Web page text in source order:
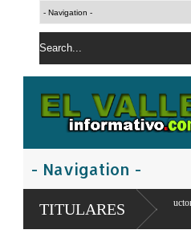
TITULARES
300 productores pierden sus cosechas por